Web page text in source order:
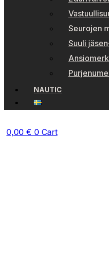
Seurojen
Suuli
NAUTIC
0,00 € 0 Cart